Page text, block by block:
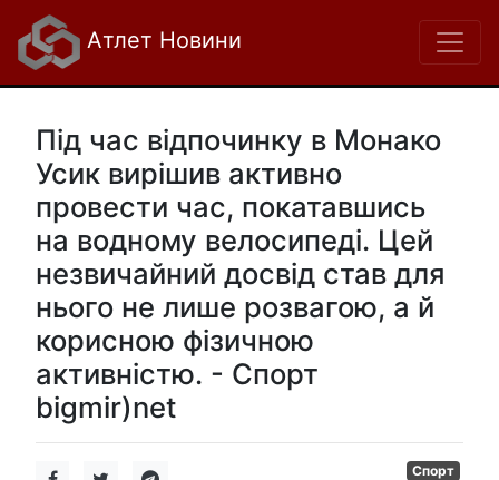
Атлет Новини
Під час відпочинку в Монако
Усик вирішив активно
провести час, покатавшись
на водному велосипеді. Цей
незвичайний досвід став для
нього не лише розвагою, а й
корисною фізичною
активністю. - Спорт
bigmir)net
Спорт